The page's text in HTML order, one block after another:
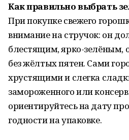
Как правильно выбрать
При покупке свежего
внимание на стручок: он
блестящим, ярко-зелёным,
без жёлтых пятен. Сами
хрустящими и слегка
замороженного или
ориентируйтесь на дату
годности на упаковке.